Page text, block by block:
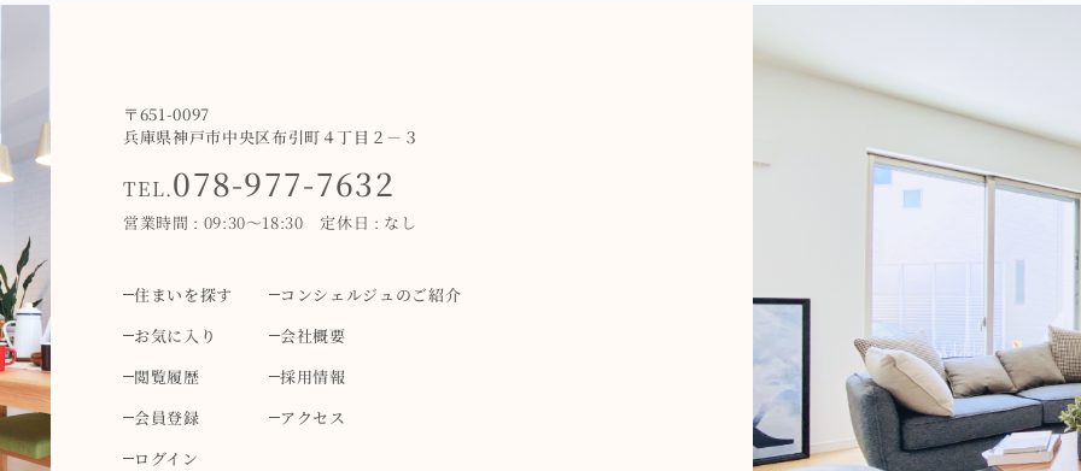
〒651-0097
兵庫県神戸市中央区布引町４丁目２－３
TEL.078-977-7632
営業時間 : 09:30～18:30 定休日 : なし
住まいを探す
コンシェルジュのご紹介
お気に入り
会社概要
閲覧履歴
採用情報
会員登録
アクセス
ログイン